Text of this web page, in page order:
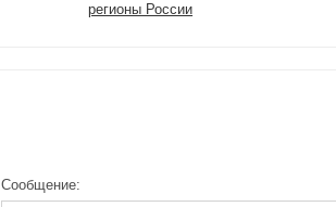
регионы России
Сообщение: